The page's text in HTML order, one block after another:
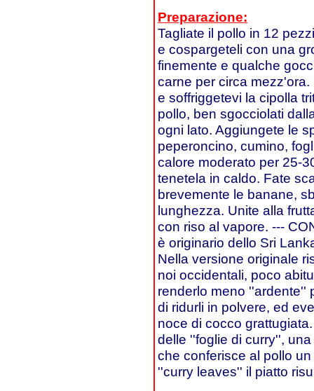
Preparazione:
Tagliate il pollo in 12
e cospargeteli con una
finemente e qualche
carne per circa
e soffriggetevi la cipolla
pollo, ben sgocciolati
ogni lato. Aggiungete le
peperoncino, cumino,
calore moderato per 25-
tenetela in caldo. Fate
brevemente le banane,
lunghezza. Unite alla
con riso al vapore. ---
è originario dello Sri
Nella versione originale
noi occidentali, poco
renderlo meno ''ardente''
di ridurli in polvere, ed
noce di cocco
delle ''foglie di curry'',
che conferisce al pollo
''curry leaves'' il piatto